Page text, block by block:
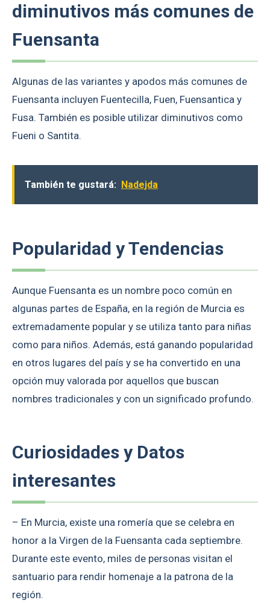
diminutivos más comunes de
Fuensanta
Algunas de las variantes y apodos más comunes de
Fuensanta incluyen Fuentecilla, Fuen, Fuensantica y
Fusa. También es posible utilizar diminutivos como
Fueni o Santita.
También te gustará: Nadejda
Popularidad y Tendencias
Aunque Fuensanta es un nombre poco común en
algunas partes de España, en la región de Murcia es
extremadamente popular y se utiliza tanto para niñas
como para niños. Además, está ganando popularidad
en otros lugares del país y se ha convertido en una
opción muy valorada por aquellos que buscan
nombres tradicionales y con un significado profundo.
Curiosidades y Datos
interesantes
– En Murcia, existe una romería que se celebra en
honor a la Virgen de la Fuensanta cada septiembre.
Durante este evento, miles de personas visitan el
santuario para rendir homenaje a la patrona de la
región.